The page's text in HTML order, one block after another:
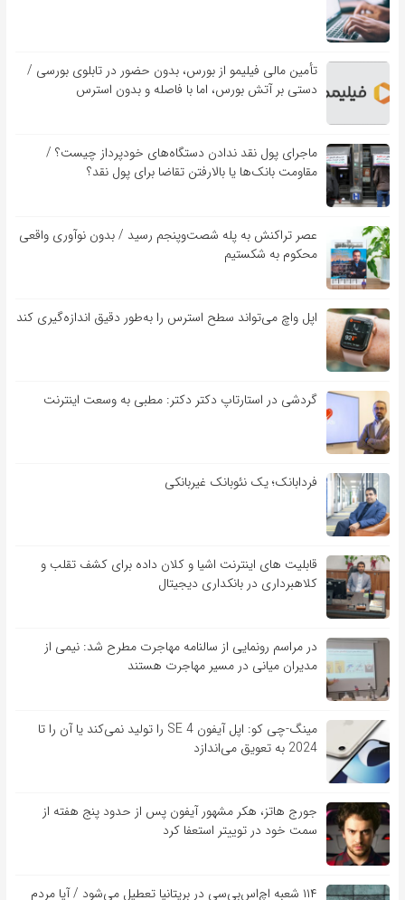
تأمین مالی فیلیمو از بورس، بدون حضور در تابلوی بورسی /
دستی بر آتش بورس، اما با فاصله و بدون استرس
ماجرای پول نقد ندادن دستگاه‌های خودپرداز چیست؟ /
مقاومت بانک‌ها یا بالارفتن تقاضا برای پول نقد؟
عصر تراکنش به پله شصت‌وپنجم رسید / بدون نوآوری واقعی
محکوم به شکستیم
اپل واچ می‌تواند سطح استرس را به‌طور دقیق اندازه‌گیری کند
گردشی در استارتاپ دکتر دکتر: مطبی به وسعت اینترنت
فردابانک؛ یک نئوبانک غیربانکی
قابلیت ‏های اینترنت اشیا و کلان‏ داده برای کشف تقلب و
کلاهبرداری در بانکداری دیجیتال
در مراسم رونمایی از سالنامه مهاجرت مطرح شد: نیمی از
مدیران میانی در مسیر مهاجرت هستند
مینگ-چی کو: اپل آیفون SE 4 را تولید نمی‌کند یا آن را تا
2024 به تعویق می‌اندازد
جورج هاتز، هکر مشهور آیفون پس از حدود پنج هفته از
سمت خود در توییتر استعفا کرد
۱۱۴ شعبه اچ‌اس‌بی‌سی در بریتانیا تعطیل می‌شود / آیا مردم